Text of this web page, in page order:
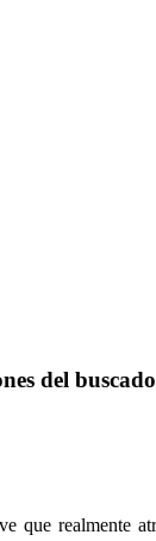
del
que realmente